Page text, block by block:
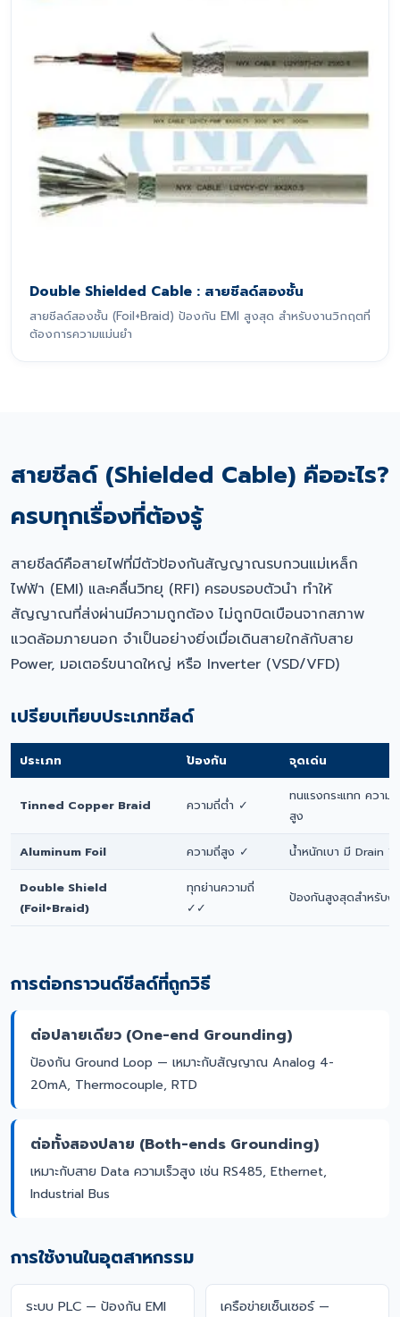
Double Shielded Cable : สายชีลด์สองชั้น
สายชีลด์สองชั้น (Foil+Braid) ป้องกัน EMI สูงสุด สำหรับงานวิกฤตที่
ต้องการความแม่นยำ
สายชีลด์ (Shielded Cable) คืออะไร?
ครบทุกเรื่องที่ต้องรู้
สายชีลด์คือสายไฟที่มีตัวป้องกันสัญญาณรบกวนแม่เหล็ก
ไฟฟ้า (EMI) และคลื่นวิทยุ (RFI) ครอบรอบตัวนำ ทำให้
สัญญาณที่ส่งผ่านมีความถูกต้อง ไม่ถูกบิดเบือนจากสภาพ
แวดล้อมภายนอก จำเป็นอย่างยิ่งเมื่อเดินสายใกล้กับสาย
Power, มอเตอร์ขนาดใหญ่ หรือ Inverter (VSD/VFD)
เปรียบเทียบประเภทชีลด์
ประเภท ป้องกัน จุดเด่น
Tinned Copper Braid ความถี่ต่ำ ✓
ทนแรงกระแทก ความ
สูง
Aluminum Foil ความถี่สูง ✓ น้ำหนักเบา มี Drain
Double Shield
(Foil+Braid)
ทุกย่านความถี่
✓✓
ป้องกันสูงสุดสำหรับง
การต่อกราวนด์ชีลด์ที่ถูกวิธี
ต่อปลายเดียว (One-end Grounding)
ป้องกัน Ground Loop — เหมาะกับสัญญาณ Analog 4-
20mA, Thermocouple, RTD
ต่อทั้งสองปลาย (Both-ends Grounding)
เหมาะกับสาย Data ความเร็วสูง เช่น RS485, Ethernet,
Industrial Bus
การใช้งานในอุตสาหกรรม
ระบบ PLC — ป้องกัน EMI
เครือข่ายเซ็นเซอร์ —